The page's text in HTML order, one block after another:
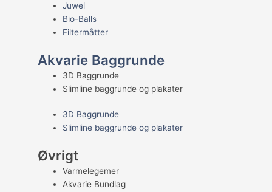
Juwel
Bio-Balls
Filtermåtter
Akvarie Baggrunde
3D Baggrunde
Slimline baggrunde og plakater
3D Baggrunde
Slimline baggrunde og plakater
Øvrigt
Varmelegemer
Akvarie Bundlag